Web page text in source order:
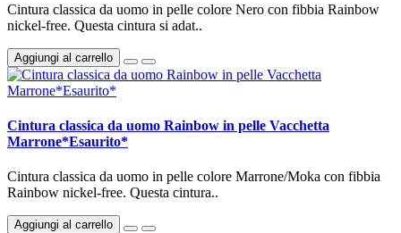
Cintura classica da uomo in pelle colore Nero con fibbia Rainbow
nickel-free. Questa cintura si adat..
Aggiungi al carrello
Cintura classica da uomo Rainbow in pelle Vacchetta
Marrone*Esaurito*
Cintura classica da uomo in pelle colore Marrone/Moka con fibbia
Rainbow nickel-free. Questa cintura..
Aggiungi al carrello